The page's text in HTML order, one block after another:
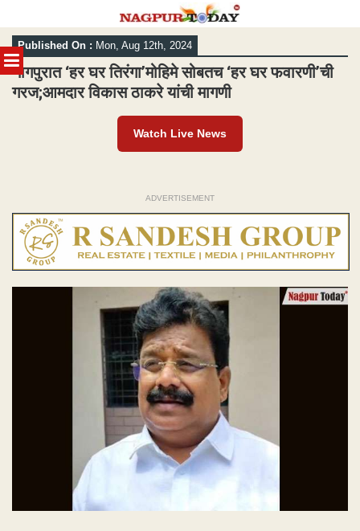
MENU
Skip
to
content
Published On : Mon, Aug 12th, 2024
नागपुरात ‘हर घर तिरंगा’मोहिमे सोबतच ‘हर घर फवारणी’ची
गरज;आमदार विकास ठाकरे यांची मागणी
Watch Live News
ADVERTISEMENT